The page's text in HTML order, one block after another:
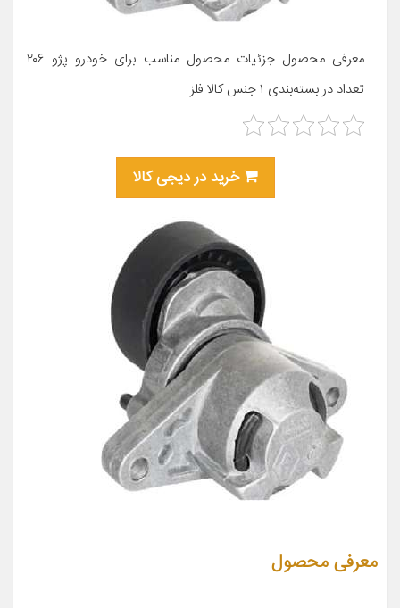
معرفی محصول جزئیات محصول مناسب برای خودرو پژو ۲۰۶
تعداد در بسته‌بندی ۱ جنس کالا فلز
خرید در دیجی کالا
معرفی محصول